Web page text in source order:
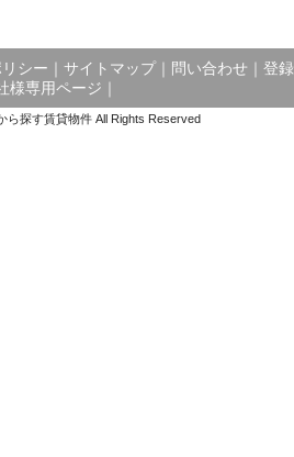
シー サイトマップ｜ 問い合わせ
登録
様専用ページ
ら探す賃貸物件 All Rights Reserved